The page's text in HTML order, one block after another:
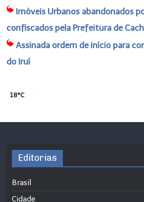
Imóveis Urbanos abandonados
confiscados pela Prefeitura de
Assinada ordem de início para
do Iruí
18°C
Editorias
Brasil
Cidade